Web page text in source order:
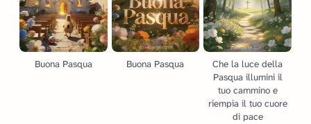
Buona Pasqua Buona Pasqua
Che la luce della
Pasqua illumini il
tuo cammino e
riempia il tuo cuore
di pace